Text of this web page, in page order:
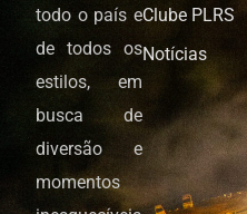
todo o país e
de todos os
estilos, em
busca de
diversão e
momentos
Clube PLRS
Notícias